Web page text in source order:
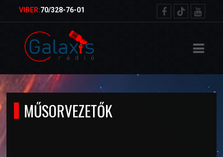
VIBER:70/328-76-01
MŰSORVEZETŐK